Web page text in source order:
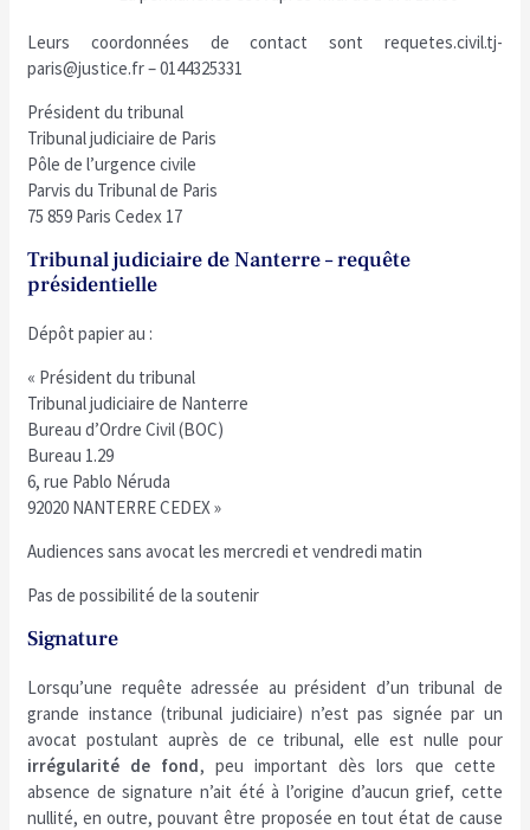
Leurs coordonnées de contact sont requetes.civil.tj-
paris@justice.fr – 0144325331
Président du tribunal
Tribunal judiciaire de Paris
Pôle de l’urgence civile
Parvis du Tribunal de Paris
75 859 Paris Cedex 17
Tribunal judiciaire de Nanterre – requête
présidentielle
Dépôt papier au :
« Président du tribunal
Tribunal judiciaire de Nanterre
Bureau d’Ordre Civil (BOC)
Bureau 1.29
6, rue Pablo Néruda
92020 NANTERRE CEDEX »
Audiences sans avocat les mercredi et vendredi matin
Pas de possibilité de la soutenir
Signature
Lorsqu’une requête adressée au président d’un tribunal de
grande instance (tribunal judiciaire) n’est pas signée par un
avocat postulant auprès de ce tribunal, elle est nulle pour
irrégularité de fond, peu important dès lors que cette
absence de signature n’ait été à l’origine d’aucun grief, cette
nullité, en outre, pouvant être proposée en tout état de cause